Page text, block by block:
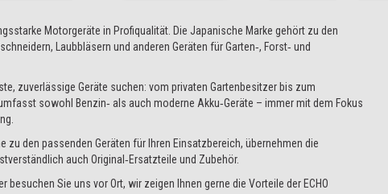
Motorgeräte in Profiqualität. Die Japanische Marke gehört zu den
Laubbläsern und anderen Geräten für Garten‑, Forst‑ und
zuverlässige Geräte suchen: vom privaten Gartenbesitzer bis zum
sowohl Benzin‑ als auch moderne Akku‑Geräte – immer mit dem Fokus
zu den passenden Geräten für Ihren Einsatzbereich, übernehmen die
auch Original‑Ersatzteile und Zubehör.
besuchen Sie uns vor Ort, wir zeigen Ihnen gerne die Vorteile der ECHO